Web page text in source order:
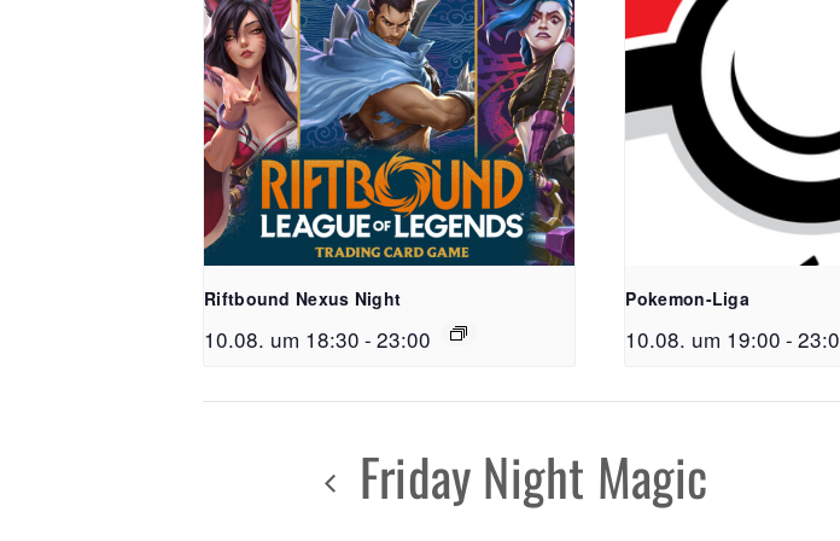
Riftbound Nexus Night
10.08. um 18:30 - 23:00
Pokemon-Liga
10.08. um 19:00 -
Friday Night Magic